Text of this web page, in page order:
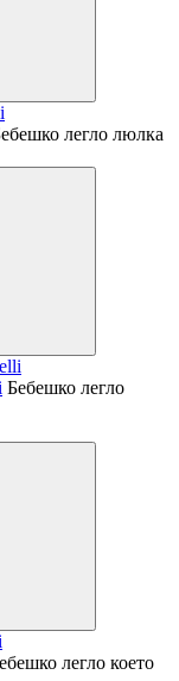
легло люлка
Бебешко легло
легло което